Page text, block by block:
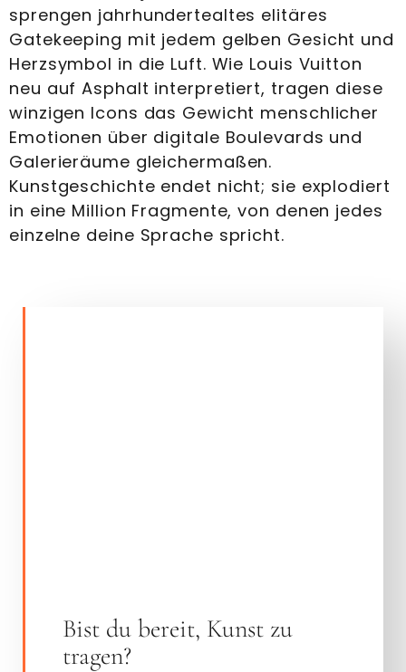
sprengen jahrhundertealtes elitäres
Gatekeeping mit jedem gelben Gesicht und
Herzsymbol in die Luft. Wie Louis Vuitton
neu auf Asphalt interpretiert, tragen diese
winzigen Icons das Gewicht menschlicher
Emotionen über digitale Boulevards und
Galerieräume gleichermaßen.
Kunstgeschichte endet nicht; sie explodiert
in eine Million Fragmente, von denen jedes
einzelne deine Sprache spricht.
Bist du bereit, Kunst zu
tragen?